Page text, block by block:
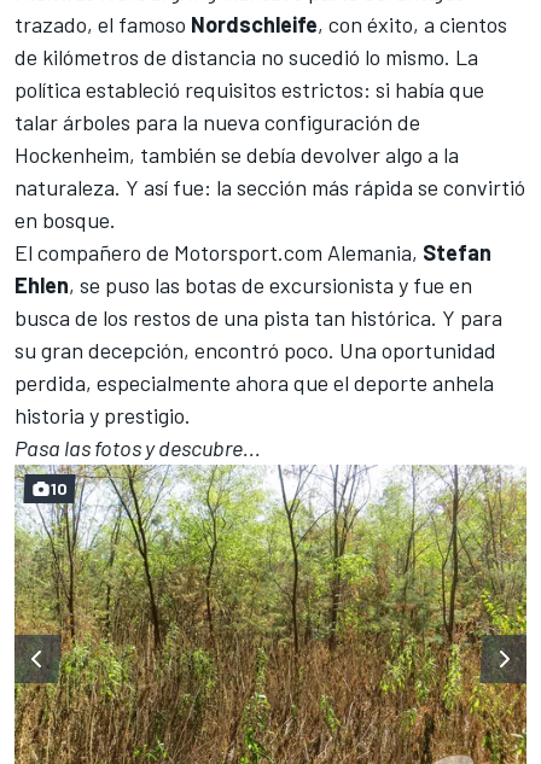
trazado, el famoso Nordschleife, con éxito, a cientos
de kilómetros de distancia no sucedió lo mismo. La
política estableció requisitos estrictos: si había que
talar árboles para la nueva configuración de
Hockenheim, también se debía devolver algo a la
naturaleza. Y así fue: la sección más rápida se convirtió
en bosque.
El compañero de Motorsport.com Alemania, Stefan
Ehlen, se puso las botas de excursionista y fue en
busca de los restos de una pista tan histórica. Y para
su gran decepción, encontró poco. Una oportunidad
perdida, especialmente ahora que el deporte anhela
historia y prestigio.
Pasa las fotos y descubre...
10